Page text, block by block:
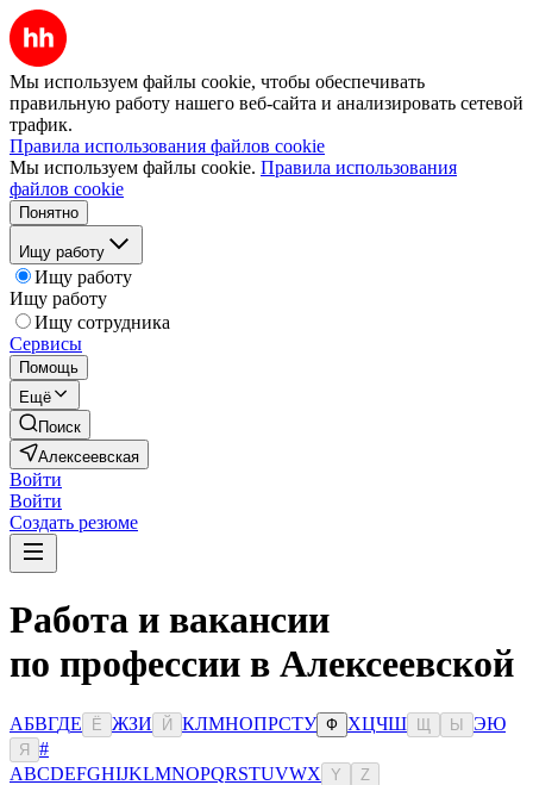
Мы используем файлы cookie, чтобы обеспечивать
правильную работу нашего веб-сайта и анализировать сетевой
трафик.
Правила использования файлов cookie
Мы используем файлы cookie. Правила использования
файлов cookie
Понятно
Ищу работу
Ищу работу
Ищу работу
Ищу сотрудника
Сервисы
Помощь
Ещё
Поиск
Алексеевская
Войти
Войти
Создать резюме
Работа и вакансии
по профессии в Алексеевской
АБВГДЕ Ё ЖЗИ Й КЛМНОПРСТУ Ф ХЦЧШ Ы ЭЮ
Я
#
ABCDEFGHIJKLMNOPQRSTUVWX Y Z